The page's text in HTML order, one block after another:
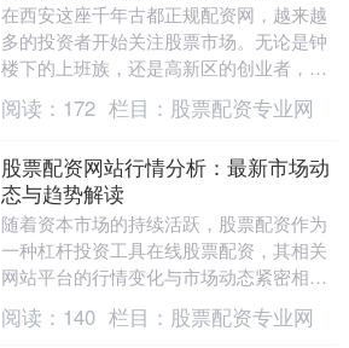
在西安这座千年古都正规配资网，越来越
多的投资者开始关注股票市场。无论是钟
楼下的上班族，还是高新区的创业者，都
希望找到一条高效、低成本的股票开户路
径。本文将为您详....
阅读： 172 栏目： 股票配资专业网
股票配资网站行情分析：最新市场动
态与趋势解读
随着资本市场的持续活跃，股票配资作为
一种杠杆投资工具在线股票配资，其相关
网站平台的行情变化与市场动态紧密相
连。本文将深入分析当前股票配资网站的
最新市场动态，并解....
阅读： 140 栏目： 股票配资专业网